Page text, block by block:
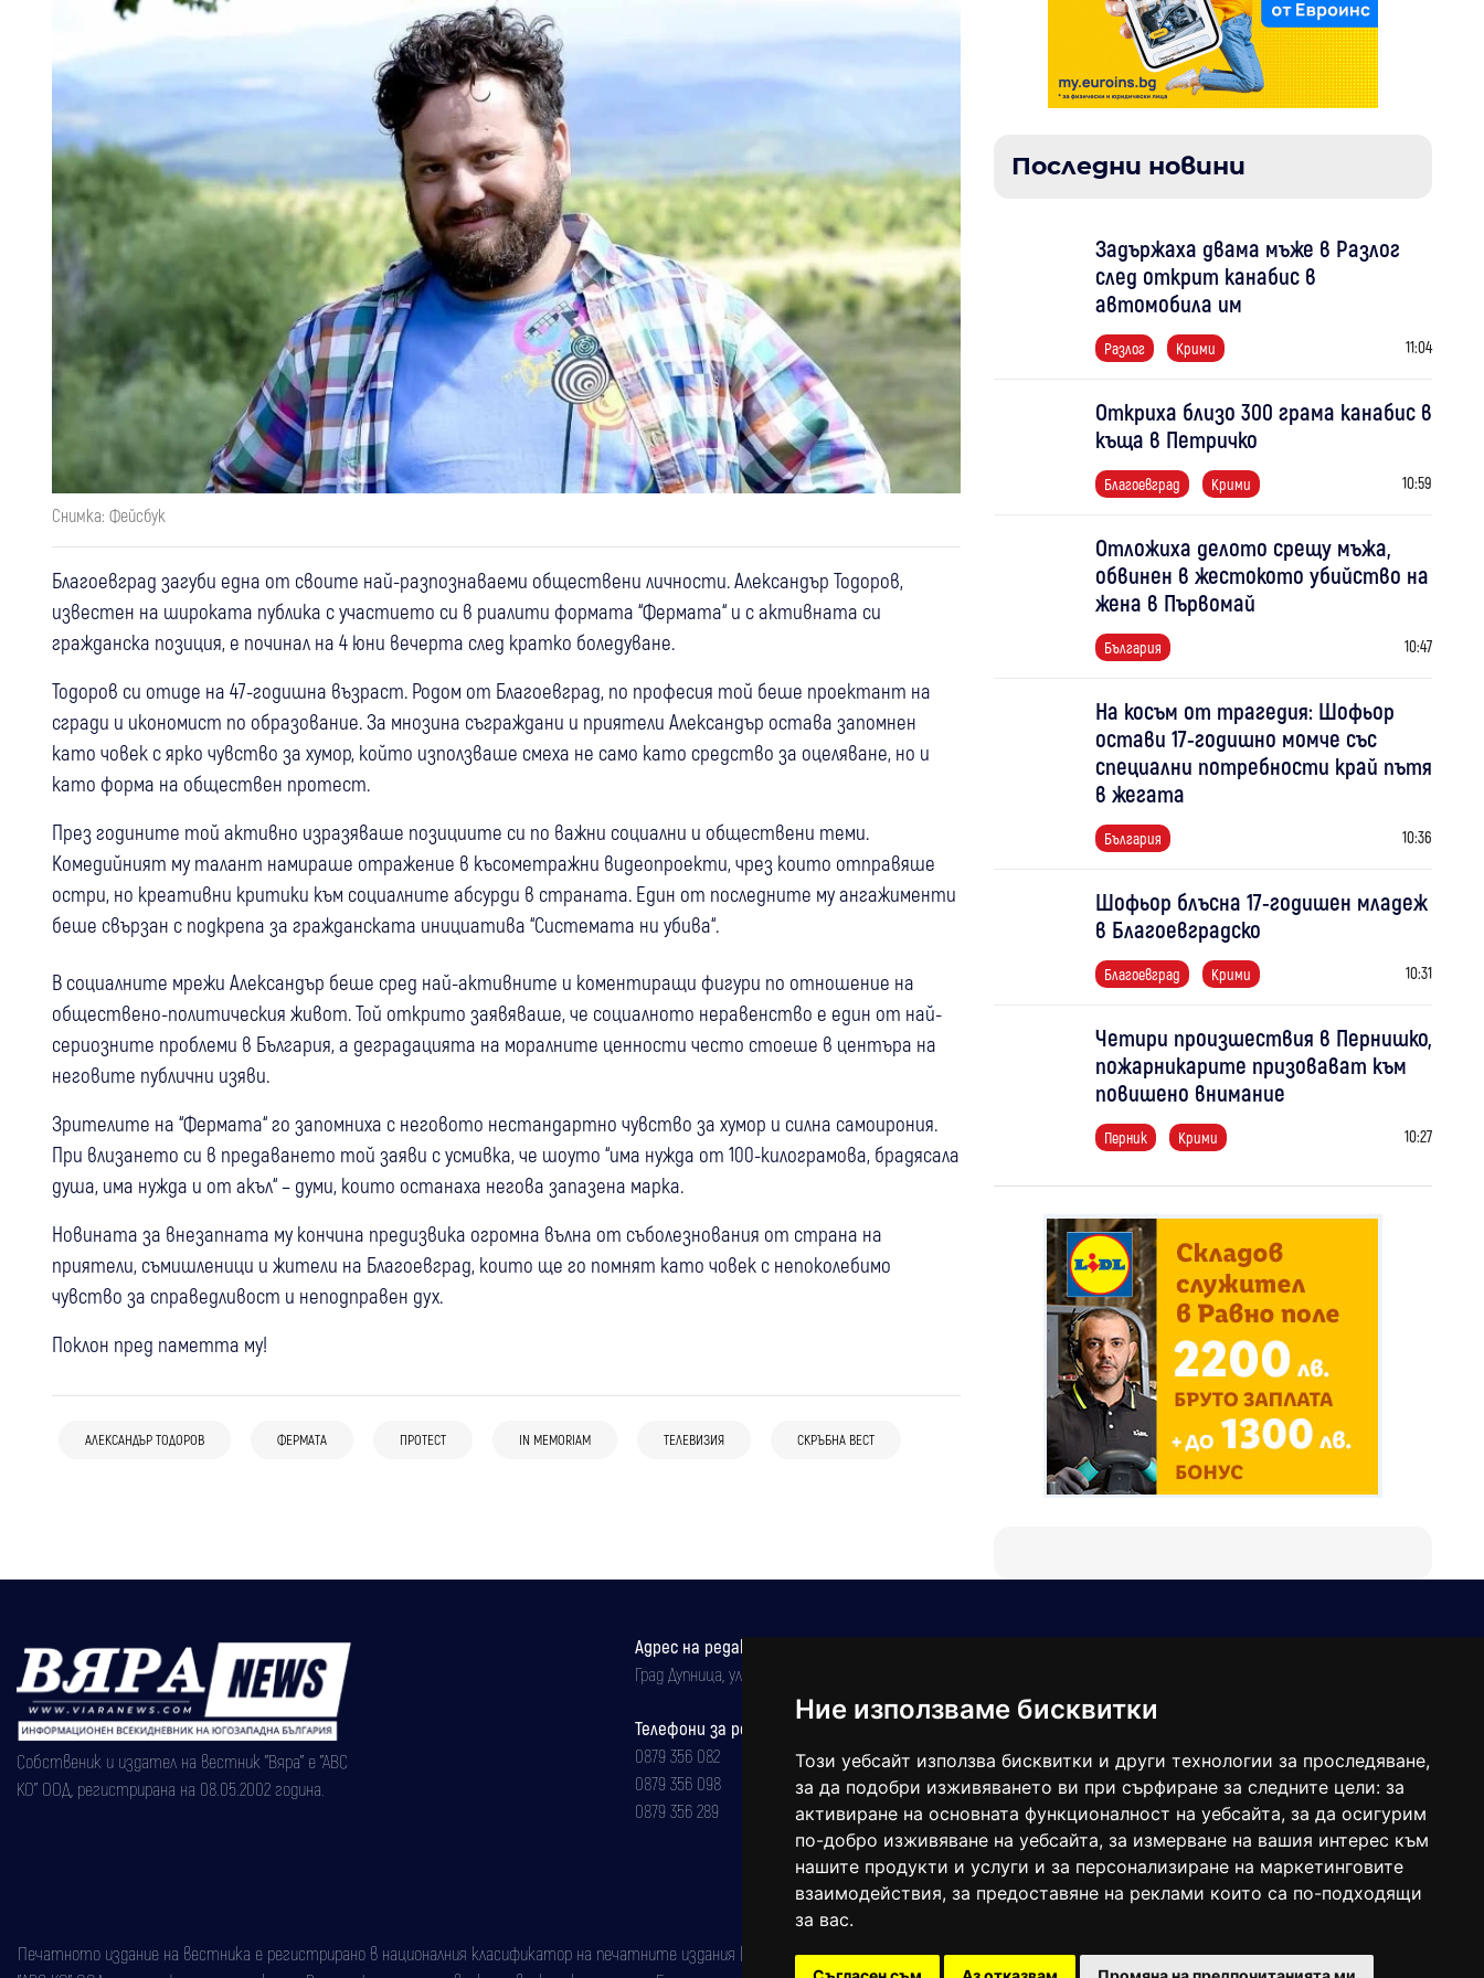
Ние използваме бисквитки
Този уебсайт използва бисквитки и други технологии за проследяване,
за да подобри изживяването ви при сърфиране за следните цели: за
активиране на основната функционалност на уебсайта, за да осигурим
по-добро изживяване на уебсайта, за измерване на вашия интерес към
нашите продукти и услуги и за персонализиране на маркетинговите
взаимодействия, за предоставяне на реклами които са по-подходящи
за вас.
Снимка: Фейсбук
Благоевград загуби една от своите най-разпознаваеми обществени личности. Александър Тодоров,
известен на широката публика с участието си в риалити формата “Фермата“ и с активната си
гражданска позиция, е починал на 4 юни вечерта след кратко боледуване.
Тодоров си отиде на 47-годишна възраст. Родом от Благоевград, по професия той беше проектант на
сгради и икономист по образование. За мнозина съграждани и приятели Александър остава запомнен
като човек с ярко чувство за хумор, който използваше смеха не само като средство за оцеляване, но и
като форма на обществен протест.
През годините той активно изразяваше позициите си по важни социални и обществени теми.
Комедийният му талант намираше отражение в късометражни видеопроекти, чрез които отправяше
остри, но креативни критики към социалните абсурди в страната. Един от последните му ангажименти
беше свързан с подкрепа за гражданската инициатива “Системата ни убива“.
В социалните мрежи Александър беше сред най-активните и коментиращи фигури по отношение на
обществено-политическия живот. Той открито заявяваше, че социалното неравенство е един от най-
сериозните проблеми в България, а деградацията на моралните ценности често стоеше в центъра на
неговите публични изяви.
Зрителите на “Фермата“ го запомниха с неговото нестандартно чувство за хумор и силна самоирония.
При влизането си в предаването той заяви с усмивка, че шоуто “има нужда от 100-килограмова, брадясала
душа, има нужда и от акъл“ – думи, които останаха негова запазена марка.
Новината за внезапната му кончина предизвика огромна вълна от съболезнования от страна на
приятели, съмишленици и жители на Благоевград, които ще го помнят като човек с непоколебимо
чувство за справедливост и неподправен дух.
Поклон пред паметта му!
АЛЕКСАНДЪР ТОДОРОВ ФЕРМАТА ПРОТЕСТ IN MEMORIAM ТЕЛЕВИЗИЯ СКРЪБНА ВЕСТ
безценния си архив на Перник
(Снимки) Последно сбогом с Франко
легенди изпратиха капитана на Милан
за 22-годишната Даяна, загинала след
алпинист Нирмал Пурджа след
България 30 юли
Ново напрежение заради авиобаза
Последни новини
Задържаха двама мъже в Разлог
след открит канабис в
автомобила им
Разлог Крими 11:04
Откриха близо 300 грама канабис в
къща в Петричко
Благоевград Крими 10:59
Отложиха делото срещу мъжа,
обвинен в жестокото убийство на
жена в Първомай
България 10:47
На косъм от трагедия: Шофьор
остави 17-годишно момче със
специални потребности край пътя
в жегата
България 10:36
Шофьор блъсна 17-годишен младеж
в Благоевградско
Благоевград Крими 10:31
Четири произшествия в Пернишко,
пожарникарите призовават към
повишено внимание
Перник Крими 10:27
Собственик и издател на вестник "Вяра" е "АВС
КО" ООД, регистрирана на 08.05.2002 година.
Адрес на редакцията
Град Дупница, ул.''Христо Ботев" 43
Телефони за реклама и абонаменти
0879 356 082
0879 356 098
0879 356 289
balgarkanews@gmail.com
Печатното издание на вестника е регистрирано в националния класификатор на печатните издания (Българска национална агенция за ISSN) под номер: ISSN 1312-4722.